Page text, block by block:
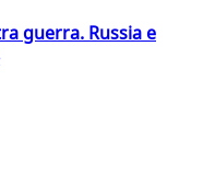
guerra. Russia e